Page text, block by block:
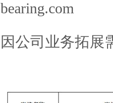
bearing.com
因公司业务拓展